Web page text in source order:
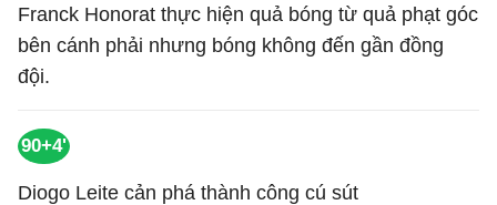
Franck Honorat thực hiện quả bóng từ quả phạt góc
bên cánh phải nhưng bóng không đến gần đồng
đội.
90+4'
Diogo Leite cản phá thành công cú sút